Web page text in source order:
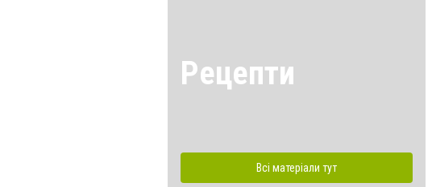
Рецепти
Всі матеріали тут